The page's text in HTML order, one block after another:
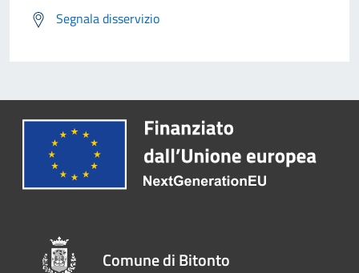
Segnala disservizio
Comune di Bitonto